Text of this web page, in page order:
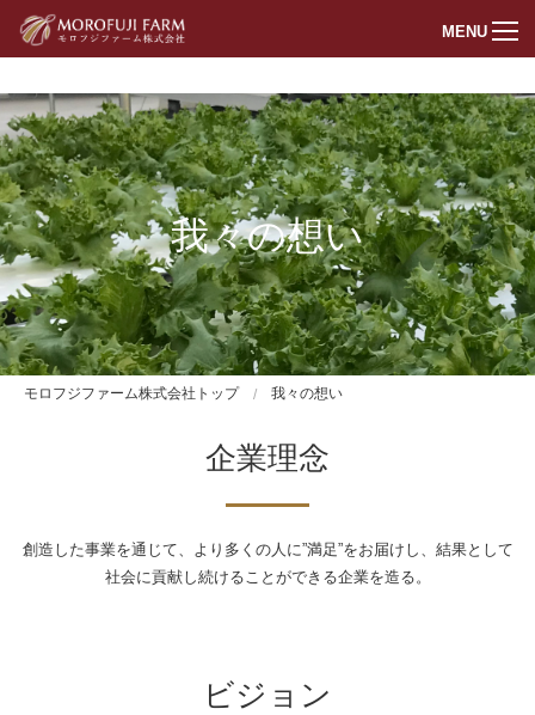
MENU
商品紹介
我々の想い
会社概要
お問い合わせ
新着情報
我々の想い
モロフジファーム株式会社トップ 我々の想い
企業理念
創造した事業を通じて、より多くの人に”満足”をお届けし、 結果として
社会に貢献し続けることができる企業を造る。
ビジョン